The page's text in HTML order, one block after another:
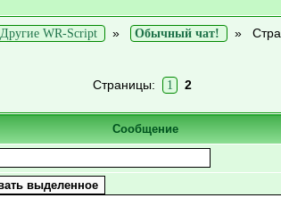
Другие WR-Script » Обычный чат! »
Страницы:
1 2
Сообщение